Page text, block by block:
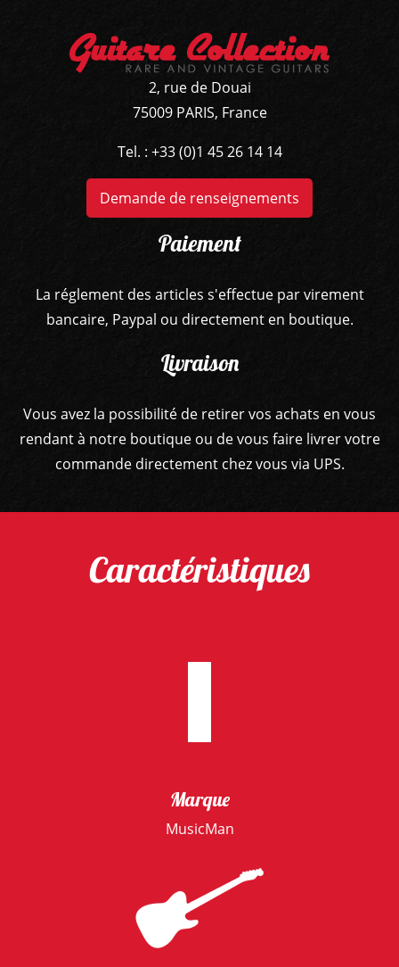
BASSES
AMPLIS
AUTRE
2, rue de Douai
75009 PARIS, France
Tel. : +33 (0)1 45 26 14 14
Demande de renseignements
Paiement
La réglement des articles s'effectue par virement
bancaire, Paypal ou directement en boutique.
Livraison
Vous avez la possibilité de retirer vos achats en vous
rendant à notre boutique ou de vous faire livrer votre
commande directement chez vous via UPS.
Caractéristiques
Marque
MusicMan